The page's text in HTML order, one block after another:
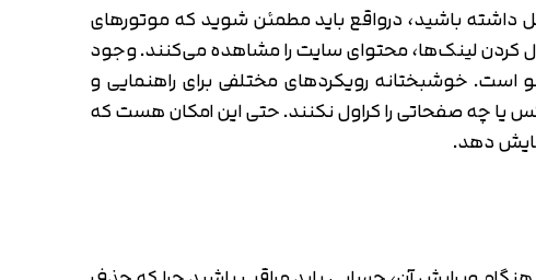
داشته باشید، درواقع باید مطمئن شوید که موتورهای
کردن لینک‌ها، محتوای سایت را مشاهده می‌کنند. وجود
خوشبختانه رویکردهای مختلفی برای راهنمایی و
یا چه صفحاتی را کراول نکنند. حتی این امکان هست که
دهد.